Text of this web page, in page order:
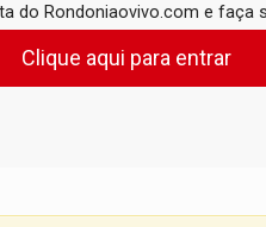
do Rondoniaovivo.com e faça
Clique aqui para entrar